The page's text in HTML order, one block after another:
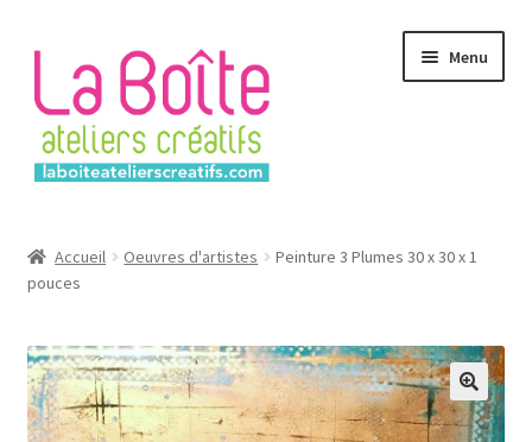
la
navigation
contenu
Menu
Account
Login
Password Reset
Accueil Oeuvres d'artistes
Peinture 3 Plumes 30 x 30 x 1
pouces